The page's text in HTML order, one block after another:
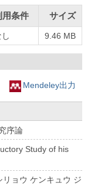
用条件 サイズ
9.46 MB
Mendeley出力
序論
Study of his
ョウ ケンキュウ ジ